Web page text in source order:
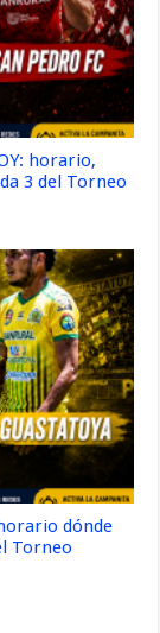
horario,
3 del Torneo
dónde
Torneo